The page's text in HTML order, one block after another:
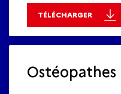
TÉLÉCHARGER
Ostéopathes